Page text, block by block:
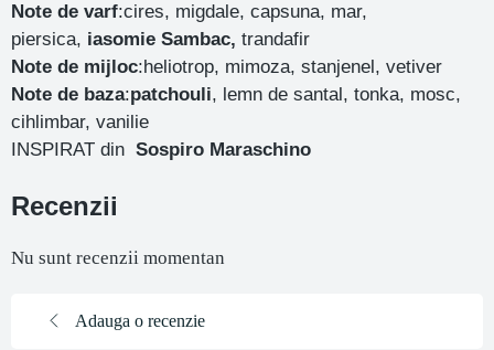
Note de varf:cires, migdale, capsuna, mar,
piersica, iasomie Sambac, trandafir
Note de mijloc:heliotrop, mimoza, stanjenel, vetiver
Note de baza:patchouli, lemn de santal, tonka, mosc,
cihlimbar, vanilie
INSPIRAT din Sospiro Maraschino
Recenzii
Nu sunt recenzii momentan
Adauga o recenzie